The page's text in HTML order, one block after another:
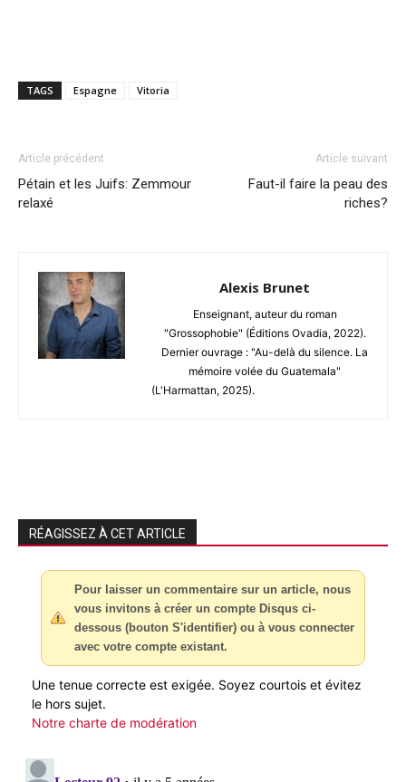
TAGS Espagne Vitoria
Article précédent
Pétain et les Juifs: Zemmour
relaxé
Article suivant
Faut-il faire la peau des
riches?
Alexis Brunet
Enseignant, auteur du roman
"Grossophobie" (Éditions Ovadia, 2022).
Dernier ouvrage : "Au-delà du silence. La
mémoire volée du Guatemala"
(L'Harmattan, 2025).
RÉAGISSEZ À CET ARTICLE
Pour laisser un commentaire sur un article, nous
vous invitons à créer un compte Disqus ci-
dessous (bouton S'identifier) ou à vous connecter
avec votre compte existant.
Une tenue correcte est exigée. Soyez courtois et évitez
le hors sujet.
Notre charte de modération